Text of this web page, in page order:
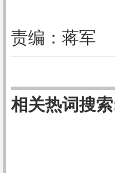
责编：蒋军
相关热词搜